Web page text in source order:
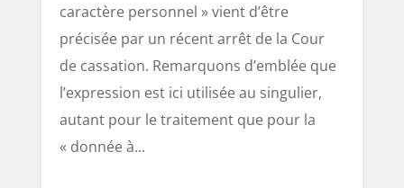
caractère personnel » vient d’être
précisée par un récent arrêt de la Cour
de cassation. Remarquons d’emblée que
l’expression est ici utilisée au singulier,
autant pour le traitement que pour la
« donnée à...